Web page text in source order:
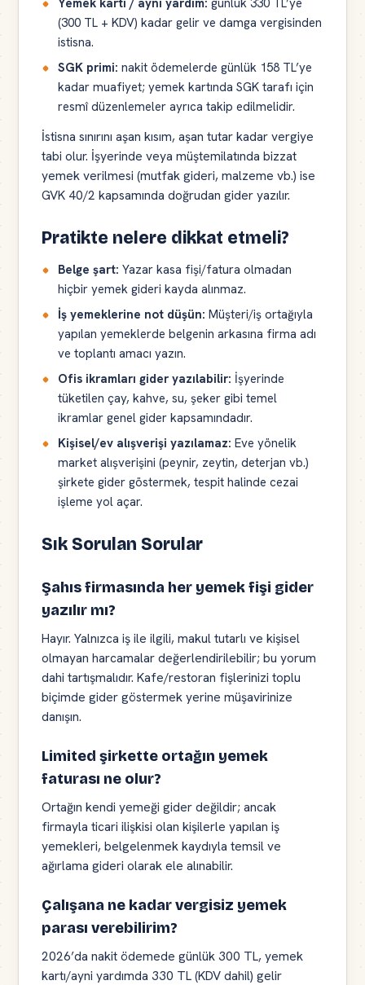
(300 TL + KDV) kadar gelir ve damga vergisinden
istisna.
SGK primi: nakit ödemelerde günlük 158 TL’ye
kadar muafiyet; yemek kartında SGK tarafı için
resmî düzenlemeler ayrıca takip edilmelidir.
İstisna sınırını aşan kısım, aşan tutar kadar vergiye
tabi olur. İşyerinde veya müştemilatında bizzat
yemek verilmesi (mutfak gideri, malzeme vb.) ise
GVK 40/2 kapsamında doğrudan gider yazılır.
Pratikte nelere dikkat etmeli?
Belge şart: Yazar kasa fişi/fatura olmadan
hiçbir yemek gideri kayda alınmaz.
İş yemeklerine not düşün: Müşteri/iş ortağıyla
yapılan yemeklerde belgenin arkasına firma adı
ve toplantı amacı yazın.
Ofis ikramları gider yazılabilir: İşyerinde
tüketilen çay, kahve, su, şeker gibi temel
ikramlar genel gider kapsamındadır.
Kişisel/ev alışverişi yazılamaz: Eve yönelik
market alışverişini (peynir, zeytin, deterjan vb.)
şirkete gider göstermek, tespit halinde cezai
işleme yol açar.
Sık Sorulan Sorular
Şahıs firmasında her yemek fişi gider
yazılır mı?
Hayır. Yalnızca iş ile ilgili, makul tutarlı ve kişisel
olmayan harcamalar değerlendirilebilir; bu yorum
dahi tartışmalıdır. Kafe/restoran fişlerinizi toplu
biçimde gider göstermek yerine müşavirinize
danışın.
Limited şirkette ortağın yemek
faturası ne olur?
Ortağın kendi yemeği gider değildir; ancak
firmayla ticari ilişkisi olan kişilerle yapılan iş
yemekleri, belgelenmek kaydıyla temsil ve
ağırlama gideri olarak ele alınabilir.
Çalışana ne kadar vergisiz yemek
parası verebilirim?
2026’da nakit ödemede günlük 300 TL, yemek
kartı/ayni yardımda 330 TL (KDV dahil) gelir